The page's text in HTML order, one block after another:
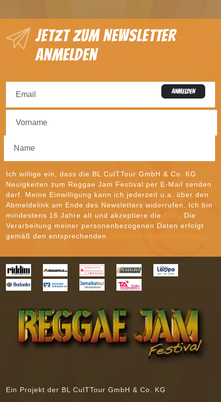
Jetzt zum Newsletter
anmelden
ANMELDEN
Ich willige ein, dass die BL CulTTour GmbH & Co. KG
Neuigkeiten zum Reggae Jam Festival per E-Mail senden
darf. Meine Einwilligung kann ich jederzeit u.a. über den
Abmeldelink am Ende des Newsletters widerrufen. Ich bin
mindestens 16 Jahre alt und akzeptiere die AGB
. Die
Verarbeitung meiner personenbezogenen Daten erfolgt
gemäß den entsprechenden Datenschutzbestimmungen
Ein Projekt der BL CulTTour GmbH & Co. KG